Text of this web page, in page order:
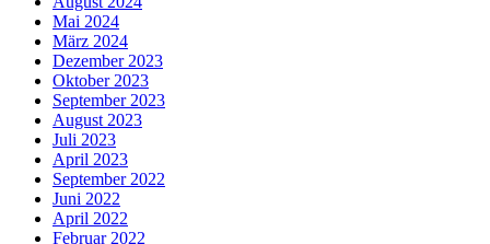
Mai 2024
März 2024
Dezember 2023
Oktober 2023
September 2023
August 2023
Juli 2023
April 2023
September 2022
Juni 2022
April 2022
Februar 2022